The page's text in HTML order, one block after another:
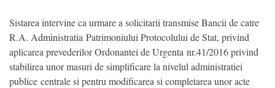
Sistarea intervine ca urmare a solicitarii transmise Bancii de catre
R.A. Administratia Patrimoniului Protocolului de Stat, privind
aplicarea prevederilor Ordonantei de Urgenta nr.41/2016 privind
stabilirea unor masuri de simplificare la nivelul administratiei
publice centrale si pentru modificarea si completarea unor acte